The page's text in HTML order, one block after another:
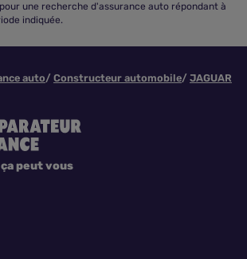
une recherche d'assurance auto répondant à
indiquée.
auto Constructeur automobile
JAGUAR
peut vous